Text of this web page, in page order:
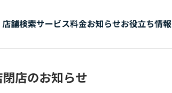
店舗検索サービス料金お知らせお役立ち情報
店のお知らせ